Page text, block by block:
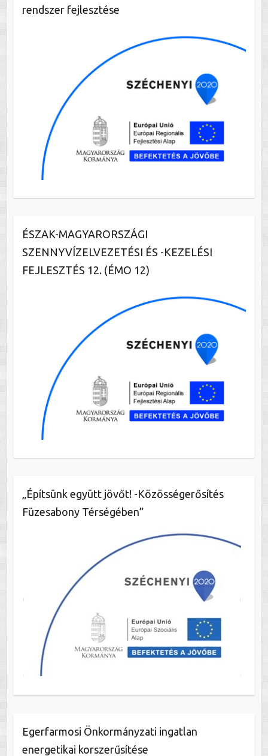
rendszer fejlesztése
ÉSZAK-MAGYARORSZÁGI
SZENNYVÍZELVEZETÉSI ÉS -KEZELÉSI
FEJLESZTÉS 12. (ÉMO 12)
„Építsünk együtt jövőt! -Közösségerősítés
Füzesabony Térségében”
Egerfarmosi Önkormányzati ingatlan
energetikai korszerűsítése